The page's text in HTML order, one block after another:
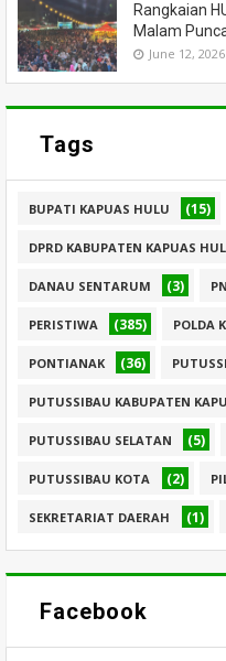
Rangkaian
Malam
June 12, 2026
Tags
BUPATI KAPUAS HULU (15)
DPRD KABUPATEN KAPUAS
DANAU SENTARUM (3)
PERISTIWA (385) POLDA
PONTIANAK (36)
PUTUSSIBAU KABUPATEN
PUTUSSIBAU SELATAN (5)
PUTUSSIBAU KOTA (2)
SEKRETARIAT DAERAH (1)
Facebook